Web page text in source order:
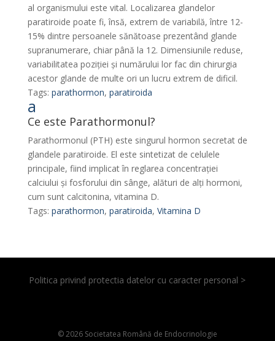
al organismului este vital. Localizarea glandelor
paratiroide poate fi, însă, extrem de variabilă, între 12-
15% dintre persoanele sănătoase prezentând glande
supranumerare, chiar până la 12. Dimensiunile reduse,
variabilitatea poziției și numărului lor fac din chirurgia
acestor glande de multe ori un lucru extrem de dificil.
Tags: parathormon, paratiroida
a
Ce este Parathormonul?
Parathormonul (PTH) este singurul hormon secretat de
glandele paratiroide. El este sintetizat de celulele
principale, fiind implicat în reglarea concentrației
calciului și fosforului din sânge, alături de alţi hormoni,
cum sunt calcitonina, vitamina D.
Tags: parathormon, paratiroida, Vitamina D
Politica privind protectia datelor cu caracter personal >
© 2026 Societatea Română de Endocrinologie